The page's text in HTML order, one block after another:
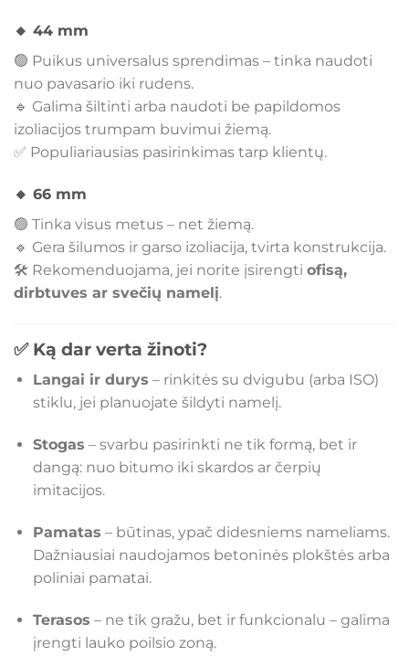
🔸 44 mm
🟢 Puikus universalus sprendimas – tinka naudoti
nuo pavasario iki rudens.
🔹 Galima šiltinti arba naudoti be papildomos
izoliacijos trumpam buvimui žiemą.
✅ Populiariausias pasirinkimas tarp klientų.
🔸 66 mm
🟢 Tinka visus metus – net žiemą.
🔹 Gera šilumos ir garso izoliacija, tvirta konstrukcija.
🛠️ Rekomenduojama, jei norite įsirengti ofisą,
dirbtuves ar svečių namelį.
✅ Ką dar verta žinoti?
Langai ir durys – rinkitės su dvigubu (arba ISO)
stiklu, jei planuojate šildyti namelį.
Stogas – svarbu pasirinkti ne tik formą, bet ir
dangą: nuo bitumo iki skardos ar čerpių
imitacijos.
Pamatas – būtinas, ypač didesniems nameliams.
Dažniausiai naudojamos betoninės plokštės arba
poliniai pamatai.
Terasos – ne tik gražu, bet ir funkcionalu – galima
įrengti lauko poilsio zoną.